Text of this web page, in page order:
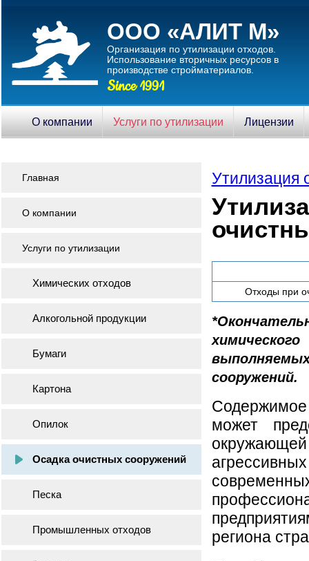
ООО «АЛИТ М»
Организация по утилизации отходов.
Использование вторичныx ресурсов в
производстве стройматериалов.
Since 1991
О компании Услуги по утилизации Лицензии
Утилизация
Отходы при
сооружений.
может
региона
Главная
О компании
Услуги по утилизации
Химических отходов
Алкогольной продукции
Бумаги
Картона
Опилок
Осадка очистных сооружений
Песка
Промышленных отходов